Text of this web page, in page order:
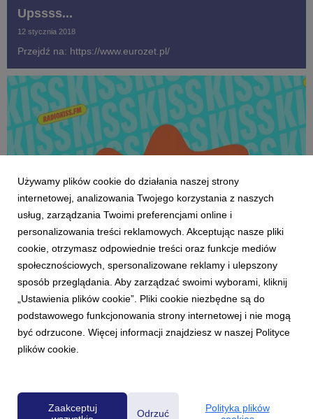
Upssss...
12 stycznia 2018
Przejdź na: https://www.eurozet.pl/
AKTUALNOŚCI
Rock Radio zmienia się w Radio KISS FM
1 lipca 2026
1 lipca br. wystartowało Radio KISS FM – nowoczesna stacja
muzyczna w formacie CHR TOP 40 skierowana do młodych
słuchaczy w wieku 15-30 lat. Na antenie można usłyszeć
Używamy plików cookie do działania naszej strony
internetowej, analizowania Twojego korzystania z naszych
usług, zarządzania Twoimi preferencjami online i
personalizowania treści reklamowych. Akceptując nasze pliki
cookie, otrzymasz odpowiednie treści oraz funkcje mediów
społecznościowych, spersonalizowane reklamy i ulepszony
sposób przeglądania. Aby zarządzać swoimi wyborami, kliknij
„Ustawienia plików cookie”. Pliki cookie niezbędne są do
podstawowego funkcjonowania strony internetowej i nie mogą
być odrzucone. Więcej informacji znajdziesz w naszej Polityce
plików cookie.
Zaakceptuj
Odrzuć
Polityka plików